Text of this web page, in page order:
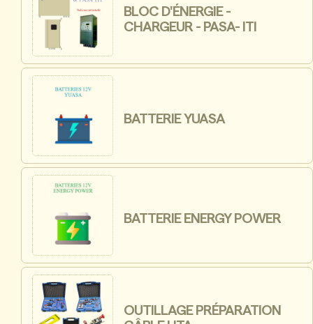
BLOC D'ÉNERGIE -
CHARGEUR - PASA- ITI
BATTERIE YUASA
BATTERIE ENERGY POWER
OUTILLAGE PRÉPARATION